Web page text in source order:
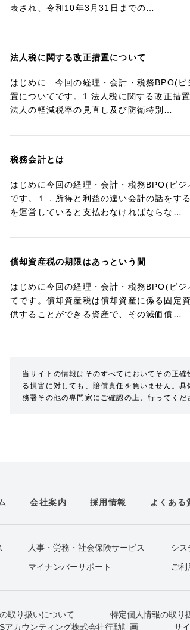
表され、令和10年3月31日までの…
法人税に関する改正措置について
はじめに 今回の経理・会計・税務BPO(ビ
置についてです。1.法人税に関する改正措
法人の軽減税率の見直し及び防衛特別…
税務会計とは
はじめに今回の経理・会計・税務BPO(ビ
です。１．所得と利益の違い会計の話をす
を運営していると支払わなければならな…
償却資産税の期限はあっという間
はじめに今回の経理・会計・税務BPO(ビ
てです。償却資産税は償却資産に係る固定
供することができる資産で、その減価償…
当サイトの情報はそのすべてにおいてその正
る損害に対しても、賠償責任を負いません。
務署その他の専門家にご確認の上、行ってくだ
会社案内 採用情報 よくある
人事・労務・社会保険サービス
シス
マイナンバーサポート ご利
取り扱いについて 特定個人情報の取り
アカウンティング株式会社行動計画 サ